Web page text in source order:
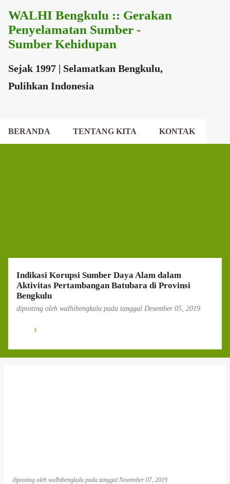
Langsung ke konten utama
WALHI Bengkulu :: Gerakan
Penyelamatan Sumber -
Sumber Kehidupan
Sejak 1997 | Selamatkan Bengkulu,
Pulihkan Indonesia
BERANDA TENTANG KITA KONTAK
Indikasi Korupsi Sumber Daya Alam dalam
Aktivitas Pertambangan Batubara di Provinsi
Bengkulu
diposting oleh walhibengkulu pada tanggal Desember 05, 2019
3
diposting oleh walhibengkulu pada tanggal November 07, 2019